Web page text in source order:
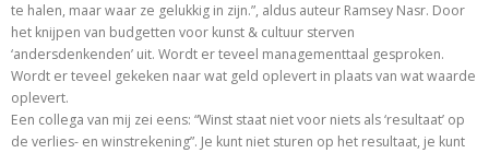
te halen, maar waar ze gelukkig in zijn.”, aldus auteur Ramsey Nasr. Door
het knijpen van budgetten voor kunst & cultuur sterven
‘andersdenkenden’ uit. Wordt er teveel managementtaal gesproken.
Wordt er teveel gekeken naar wat geld oplevert in plaats van wat waarde
oplevert.
Een collega van mij zei eens: “Winst staat niet voor niets als ‘resultaat’ op
de verlies- en winstrekening”. Je kunt niet sturen op het resultaat, je kunt